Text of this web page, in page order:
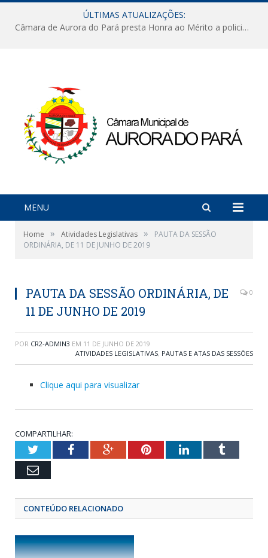
ÚLTIMAS ATUALIZAÇÕES:
Câmara de Aurora do Pará presta Honra ao Mérito a policiais militares em sessão marcada por reconhecimento e emoção
MENU
Home » Atividades Legislativas »
PAUTA DA SESSÃO
ORDINÁRIA, DE 11 DE JUNHO DE 2019
PAUTA DA SESSÃO ORDINÁRIA, DE
11 DE JUNHO DE 2019
0
POR CR2-ADMIN3 EM 11 DE JUNHO DE 2019
ATIVIDADES LEGISLATIVAS, PAUTAS E ATAS DAS SESSÕES
Clique aqui para visualizar
COMPARTILHAR:
TwitterFacebookGoogle+PinterestLinkedInTumblr
Email
CONTEÚDO RELACIONADO